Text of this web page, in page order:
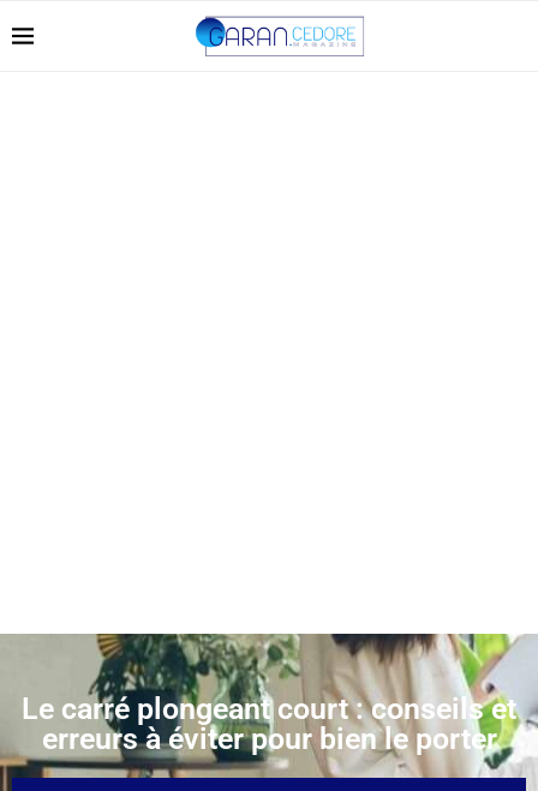
Le carré plongeant court : conseils et
erreurs à éviter pour bien le porter